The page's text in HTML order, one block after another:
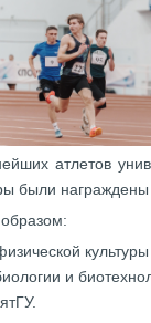
атлетов
были
и